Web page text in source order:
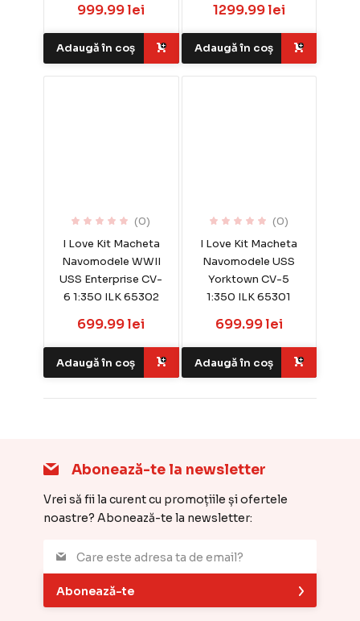
999.99 lei
Adaugă în coș
1299.99 lei
Adaugă în coș
(0)
I Love Kit Macheta
Navomodele WWII
USS Enterprise CV-
6 1:350 ILK 65302
699.99 lei
Adaugă în coș
(0)
I Love Kit Macheta
Navomodele USS
Yorktown CV-5
1:350 ILK 65301
699.99 lei
Adaugă în coș
Abonează-te la newsletter
Vrei să fii la curent cu promoțiile și ofertele
noastre? Abonează-te la newsletter:
Abonează-te